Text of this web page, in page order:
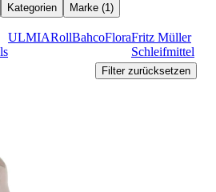
Kategorien Marke (1)
ULMIARollBahcoFloraFritz Müller
Schleifmittel
Filter zurücksetzen